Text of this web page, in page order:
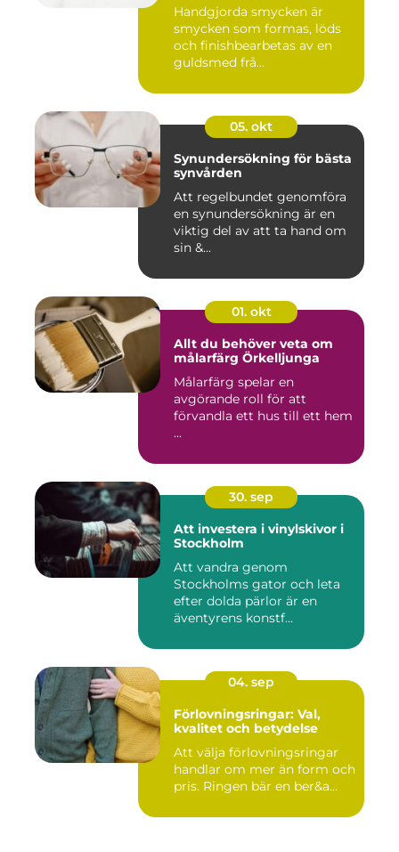
Handgjorda smycken är
smycken som formas, löds
och finishbearbetas av en
guldsmed frå...
05. okt
Synundersökning för bästa
synvården
Att regelbundet genomföra
en synundersökning är en
viktig del av att ta hand om
sin &...
01. okt
Allt du behöver veta om
målarfärg Örkelljunga
Målarfärg spelar en
avgörande roll för att
förvandla ett hus till ett hem
...
30. sep
Att investera i vinylskivor i
Stockholm
Att vandra genom
Stockholms gator och leta
efter dolda pärlor är en
äventyrens konstf...
04. sep
Förlovningsringar: Val,
kvalitet och betydelse
Att välja förlovningsringar
handlar om mer än form och
pris. Ringen bär en ber&a...